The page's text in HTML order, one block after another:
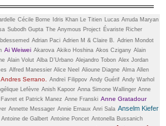
Cécile Borne Idris Khan Le Titien Lucas Arruda Maryan
Subodh Gupta The Anymous Project Évariste Richer
Adrian Paci Adrien M & Claire B. Adrien Mondot
Ai Weiwei Akarova Akiko Hoshina Akos Czigany Alain
Alain Volut Alba D’Urbano Alejandro Tobon Alex Jordan
Alfred Manessier Alice Neel Alioune Diagne Alma Allen
Andres Serrano. Andreï Filippov Andy Guérif Andy Warhol
Lefèvre Anish Kapoor Anna Simone Wallinger Anne
et Patrick Manez Anne Franski Anne Gratadour
Annette Messager Annie Ernaux Anri Sala Anselm Kiefer
Antoine de Galbert Antoine Poncet Antonella Bussanich